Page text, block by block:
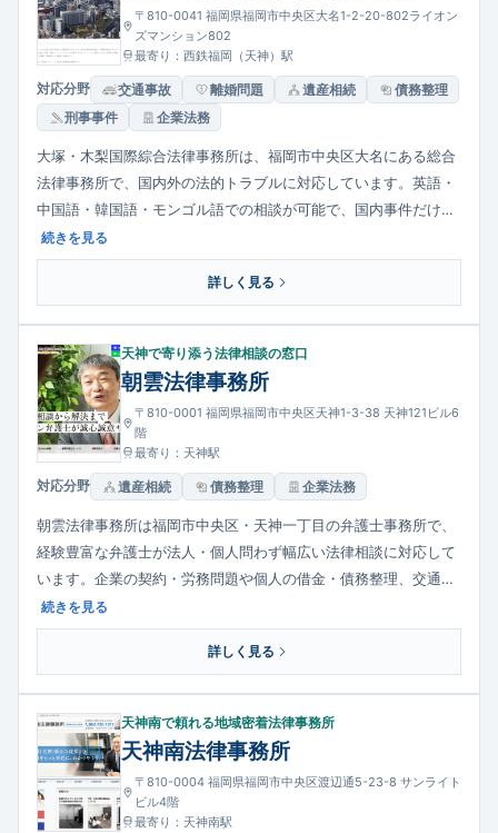
〒810-0041 福岡県福岡市中央区大名1-2-20-802ライオン
ズマンション802
最寄り：西鉄福岡（天神）駅
対応分野 交通事故 離婚問題 遺産相続
債務整理
刑事事件
企業法務
大塚・木梨国際綜合法律事務所は、福岡市中央区大名にある総合
法律事務所で、国内外の法的トラブルに対応しています。英語・
中国語・韓国語・モンゴル語での相談が可能で、国内事件だけで
なく外国との関係がある法務（渉外事件）にも強みを持つのが特
徴です。相談は無料で受け付けており、身近な民事事件から国際
的な法的課題まで誠実に解決策を提示する対応力を備えていま
て選ばれています。
続きを見る
詳しく見る
天神で寄り添う法律相談の窓口
朝雲法律事務所
〒810-0001 福岡県福岡市中央区天神1-3-38 天神121ビル6
階
最寄り：天神駅
対応分野 遺産相続 債務整理 企業法務
朝雲法律事務所は福岡市中央区・天神一丁目の弁護士事務所で、
経験豊富な弁護士が法人・個人問わず幅広い法律相談に対応して
います。企業の契約・労務問題や個人の借金・債務整理、交通事
故、相続・遺言、離婚・家庭問題など、多様な法的ニーズに丁寧
に取り組む体制を整えています。相談は有料ですが初回無料とな
る相談内容もあり、初めての相談者にも配慮した相談環境があり
続きを見る
詳しく見る
天神南で頼れる地域密着法律事務所
天神南法律事務所
〒810-0004 福岡県福岡市中央区渡辺通5-23-8 サンライト
ビル4階
最寄り：天神南駅